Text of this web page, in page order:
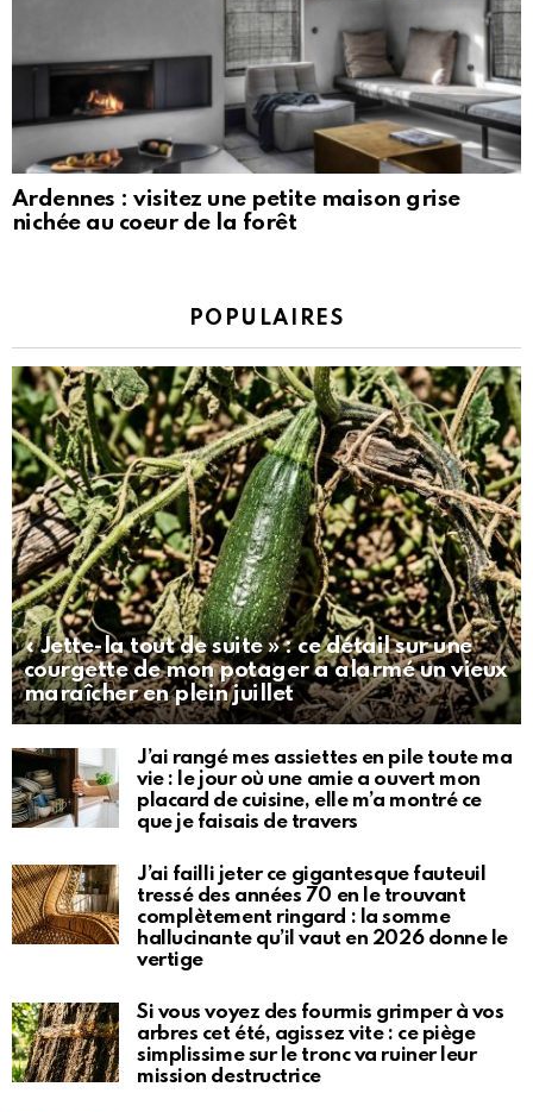
Ardennes : visitez une petite maison grise
nichée au coeur de la forêt
POPULAIRES
« Jette-la tout de suite » : ce détail sur une
courgette de mon potager a alarmé un vieux
maraîcher en plein juillet
J’ai rangé mes assiettes en pile toute ma
vie : le jour où une amie a ouvert mon
placard de cuisine, elle m’a montré ce
que je faisais de travers
J’ai failli jeter ce gigantesque fauteuil
tressé des années 70 en le trouvant
complètement ringard : la somme
hallucinante qu’il vaut en 2026 donne le
vertige
Si vous voyez des fourmis grimper à vos
arbres cet été, agissez vite : ce piège
simplissime sur le tronc va ruiner leur
mission destructrice